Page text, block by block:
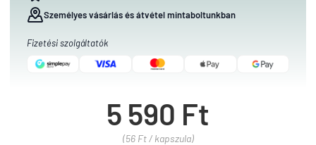
Személyes vásárlás és átvétel mintaboltunkban
Fizetési szolgáltatók
5 590 Ft
(56 Ft / kapszula)